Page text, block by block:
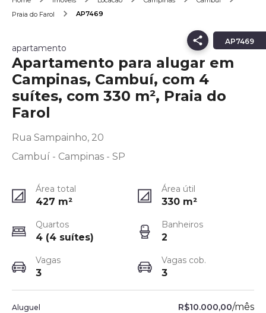
Praia do Farol
AP7469
AP7469
apartamento
Apartamento para alugar em
Campinas, Cambuí, com 4
suítes, com 330 m², Praia do
Farol
Rua Sampainho, 20
Cambuí - Campinas - SP
Área total
427 m²
Área útil
330 m²
Quartos
4 (4 suítes)
Banheiros
2
Vagas
3
Vagas cob.
3
Aluguel R$10.000,00/mês